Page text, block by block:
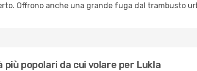
Offrono anche una grande fuga dal trambusto
più popolari da cui volare per Lukla